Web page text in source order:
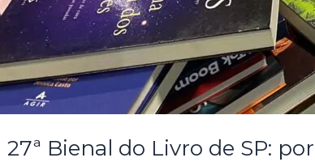
27ª Bienal do Livro de SP: